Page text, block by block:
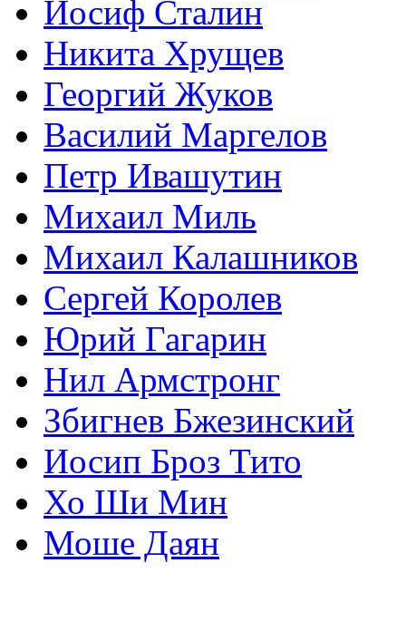
Иосиф Сталин
Никита Хрущев
Георгий Жуков
Василий Маргелов
Петр Ивашутин
Михаил Миль
Михаил Калашников
Сергей Королев
Юрий Гагарин
Нил Армстронг
Збигнев Бжезинский
Иосип Броз Тито
Хо Ши Мин
Моше Даян